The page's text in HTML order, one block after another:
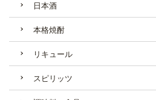
日本酒
本格焼酎
リキュール
スピリッツ